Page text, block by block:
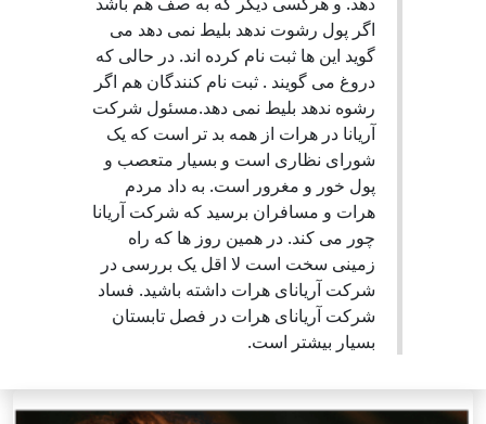
اگر پول رشوت ندهد بلیط نمی دهد می
گوید این ها ثبت نام کرده اند. در حالی که
دروغ می گویند . ثبت نام کنندگان هم اگر
رشوه ندهد بلیط نمی دهد.مسئول شرکت
آریانا در هرات از همه بد تر است که یک
شورای نظاری است و بسیار متعصب و
پول خور و مغرور است. به داد مردم
هرات و مسافران برسید که شرکت آریانا
چور می کند. در همین روز ها که راه
زمینی سخت است لا اقل یک بررسی در
شرکت آریانای هرات داشته باشید. فساد
شرکت آریانای هرات در فصل تابستان
بسیار بیشتر است.